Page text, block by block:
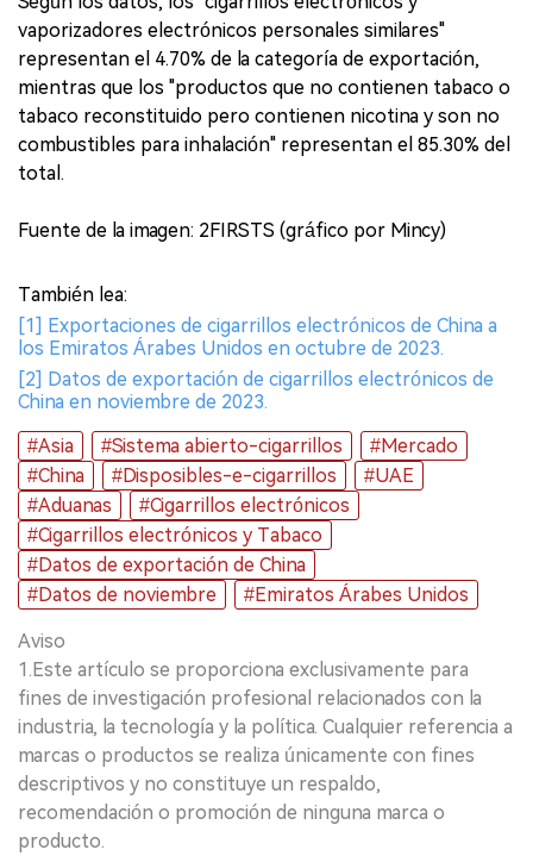
vaporizadores electrónicos personales similares"
representan el 4.70% de la categoría de exportación,
mientras que los "productos que no contienen tabaco o
tabaco reconstituido pero contienen nicotina y son no
combustibles para inhalación" representan el 85.30% del
total.
Fuente de la imagen: 2FIRSTS (gráfico por Mincy)
También lea:
[1] Exportaciones de cigarrillos electrónicos de China a
los Emiratos Árabes Unidos en octubre de 2023.
[2] Datos de exportación de cigarrillos electrónicos de
China en noviembre de 2023.
#Asia
#Sistema abierto-cigarrillos
#Mercado
#China
#Disposibles-e-cigarrillos
#UAE
#Aduanas
#Cigarrillos electrónicos
#Cigarrillos electrónicos y Tabaco
#Datos de exportación de China
#Datos de noviembre
#Emiratos Árabes Unidos
Aviso
1.Este artículo se proporciona exclusivamente para
fines de investigación profesional relacionados con la
industria, la tecnología y la política. Cualquier referencia a
marcas o productos se realiza únicamente con fines
descriptivos y no constituye un respaldo,
recomendación o promoción de ninguna marca o
producto.